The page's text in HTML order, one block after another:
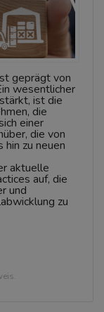
geprägt von
wesentlicher
ist die
die
einer
die von
zu neuen
aktuelle
auf, die
und
zu